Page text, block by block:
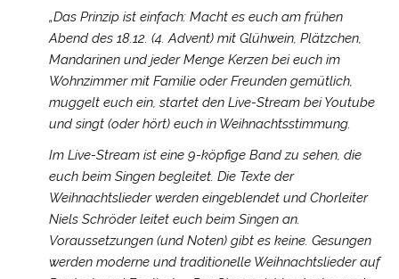
„Das Prinzip ist einfach: Macht es euch am frühen
Abend des 18.12. (4. Advent) mit Glühwein, Plätzchen,
Mandarinen und jeder Menge Kerzen bei euch im
Wohnzimmer mit Familie oder Freunden gemütlich,
muggelt euch ein, startet den Live-Stream bei Youtube
und singt (oder hört) euch in Weihnachtsstimmung.
Im Live-Stream ist eine 9-köpfige Band zu sehen, die
euch beim Singen begleitet. Die Texte der
Weihnachtslieder werden eingeblendet und Chorleiter
Niels Schröder leitet euch beim Singen an.
Voraussetzungen (und Noten) gibt es keine. Gesungen
werden moderne und traditionelle Weihnachtslieder auf